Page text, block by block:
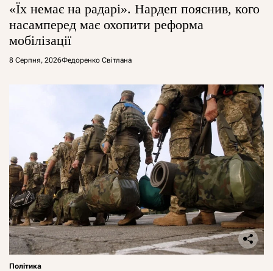
«Їх немає на радарі». Нардеп пояснив, кого
насамперед має охопити реформа
мобілізації
8 Серпня, 2026Федоренко Світлана
Політика